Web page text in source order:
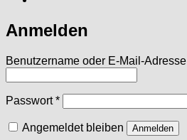
Anmelden
Benutzername oder E-Mail-Adresse
Passwort*Erforderlich
Angemeldet bleiben Anmelden